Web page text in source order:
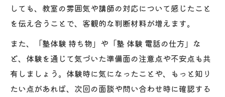
しても、教室の雰囲気や講師の対応について感じたこと
を伝え合うことで、客観的な判断材料が増えます。
また、「塾体験 持ち物」や「塾 体験 電話の仕方」な
ど、体験を通じて気づいた準備面の注意点や不安点も共
有しましょう。体験時に気になったことや、もっと知り
たい点があれば、次回の面談や問い合わせ時に確認する